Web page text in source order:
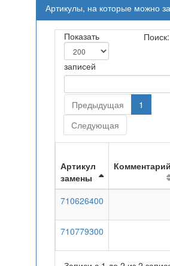
Артикулы, на которые можно
Показать
записей
Поиск:
Предыдущая
1
Следующая
Артикул
замены
Комментарий
710626400
710779300